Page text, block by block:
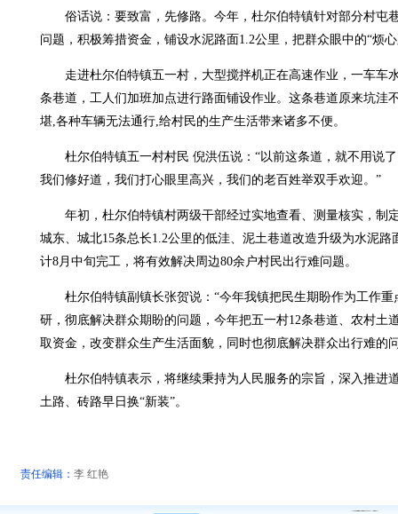
俗话说：要致富，先修路。今年，杜尔伯特镇针对部分村屯
问题，积极筹措资金，铺设水泥路面1.2公里，把群众眼中的“烦
走进杜尔伯特镇五一村，大型搅拌机正在高速作业，一车车
条巷道，工人们加班加点进行路面铺设作业。这条巷道原来坑洼
堪,各种车辆无法通行,给村民的生产生活带来诸多不便。
杜尔伯特镇五一村村民 倪洪伍说：“以前这条道，就不用说了
我们修好道，我们打心眼里高兴，我们的老百姓举双手欢迎。”
年初，杜尔伯特镇村两级干部经过实地查看、测量核实，制
城东、城北15条总长1.2公里的低洼、泥土巷道改造升级为水泥路
计8月中旬完工，将有效解决周边80余户村民出行难问题。
杜尔伯特镇副镇长张贺说：“今年我镇把民生期盼作为工作重
研，彻底解决群众期盼的问题，今年把五一村12条巷道、农村土
取资金，改变群众生产生活面貌，同时也彻底解决群众出行难的
杜尔伯特镇表示，将继续秉持为人民服务的宗旨，深入推进
土路、砖路早日换“新装”。
责任编辑： 李 红艳